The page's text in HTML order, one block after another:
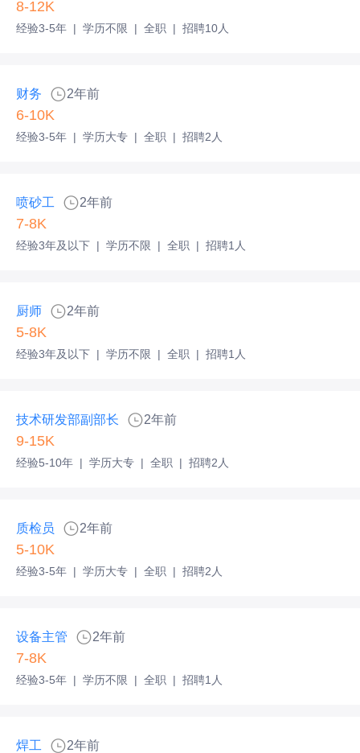
8-12K
经验3-5年 | 学历不限 | 全职 | 招聘10人
财务 2年前
6-10K
经验3-5年 | 学历大专 | 全职 | 招聘2人
喷砂工 2年前
7-8K
经验3年及以下 | 学历不限 | 全职 | 招聘1人
厨师 2年前
5-8K
经验3年及以下 | 学历不限 | 全职 | 招聘1人
技术研发部副部长 2年前
9-15K
经验5-10年 | 学历大专 | 全职 | 招聘2人
质检员 2年前
5-10K
经验3-5年 | 学历大专 | 全职 | 招聘2人
设备主管 2年前
7-8K
经验3-5年 | 学历不限 | 全职 | 招聘1人
焊工 2年前